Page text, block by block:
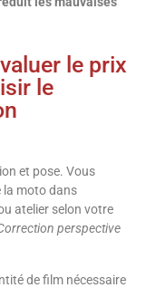
le prix
le
et pose. Vous
la moto dans
atelier selon votre
perspective
de film nécessaire